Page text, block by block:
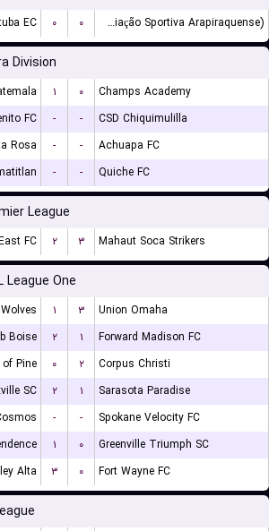
EC ۰ ۰ ASA (Agremiação Sportiva Arapiraquense)
Division
۱ ۰
Champs Academy
FC
- -
CSD Chiquimulilla
Rosa
- -
Achuapa FC
- - Quiche FC
League
FC ۲ ۳ Mahaut Soca Strikers
League One
۱ ۳
Union Omaha
Boise
۲ ۱
Forward Madison FC
Pine
۰ ۲
Corpus Christi
SC
۲ ۱
Sarasota Paradise
- -
Spokane Velocity FC
۱ ۰
Greenville Triumph SC
Alta
۳ ۰ Fort Wayne FC